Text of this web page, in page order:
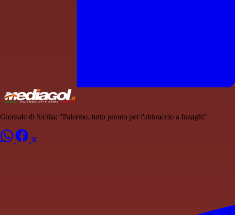
Giornale di Sicilia: "Palermo, tutto pronto per l'abbraccio a Inzaghi"